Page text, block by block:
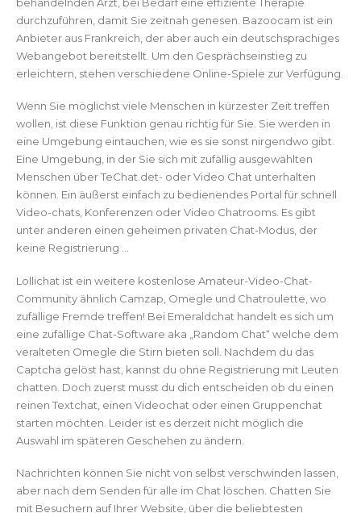
durchzuführen, damit Sie zeitnah genesen. Bazoocam ist ein
Anbieter aus Frankreich, der aber auch ein deutschsprachiges
Webangebot bereitstellt. Um den Gesprächseinstieg zu
erleichtern, stehen verschiedene Online-Spiele zur Verfügung.
Wenn Sie möglichst viele Menschen in kürzester Zeit treffen
wollen, ist diese Funktion genau richtig für Sie. Sie werden in
eine Umgebung eintauchen, wie es sie sonst nirgendwo gibt.
Eine Umgebung, in der Sie sich mit zufällig ausgewählten
Menschen über TeChat.det- oder Video Chat unterhalten
können. Ein äußerst einfach zu bedienendes Portal für schnell
Video-chats, Konferenzen oder Video Chatrooms. Es gibt
unter anderen einen geheimen privaten Chat-Modus, der
keine Registrierung …
Lollichat ist ein weitere kostenlose Amateur-Video-Chat-
Community ähnlich Camzap, Omegle und Chatroulette, wo
zufällige Fremde treffen! Bei Emeraldchat handelt es sich um
eine zufällige Chat-Software aka „Random Chat“ welche dem
veralteten Omegle die Stirn bieten soll. Nachdem du das
Captcha gelöst hast, kannst du ohne Registrierung mit Leuten
chatten. Doch zuerst musst du dich entscheiden ob du einen
reinen Textchat, einen Videochat oder einen Gruppenchat
starten möchten. Leider ist es derzeit nicht möglich die
Auswahl im späteren Geschehen zu ändern.
Nachrichten können Sie nicht von selbst verschwinden lassen,
aber nach dem Senden für alle im Chat löschen. Chatten Sie
mit Besuchern auf Ihrer Website, über die beliebtesten